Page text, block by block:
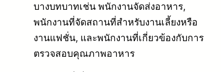
บางบทบาทเช่น พนักงานจัดส่งอาหาร,
พนักงานที่จัดสถานที่สำหรับงานเลี้ยงหรือ
งานแฟชั่น, และพนักงานที่เกี่ยวข้องกับการ
ตรวจสอบคุณภาพอาหาร